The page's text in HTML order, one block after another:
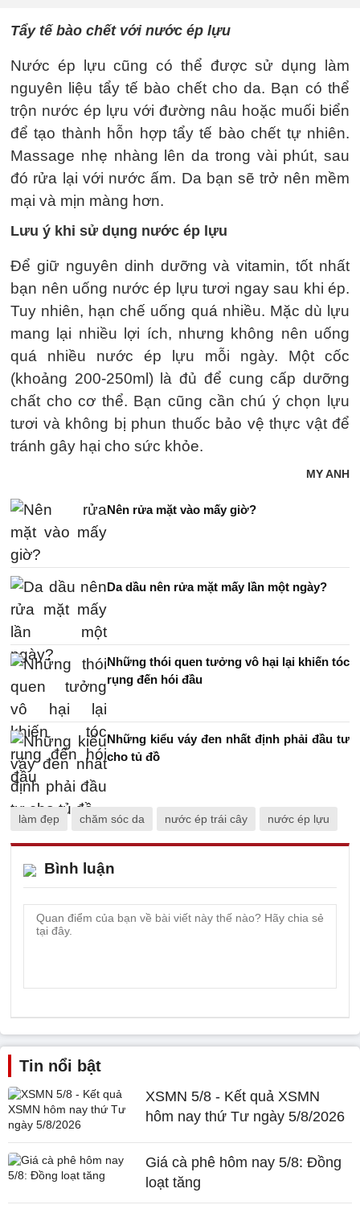
Tẩy tế bào chết với nước ép lựu
Nước ép lựu cũng có thể được sử dụng làm
nguyên liệu tẩy tế bào chết cho da. Bạn có thể
trộn nước ép lựu với đường nâu hoặc muối biển
để tạo thành hỗn hợp tẩy tế bào chết tự nhiên.
Massage nhẹ nhàng lên da trong vài phút, sau
đó rửa lại với nước ấm. Da bạn sẽ trở nên mềm
mại và mịn màng hơn.
Lưu ý khi sử dụng nước ép lựu
Để giữ nguyên dinh dưỡng và vitamin, tốt nhất
bạn nên uống nước ép lựu tươi ngay sau khi ép.
Tuy nhiên, hạn chế uống quá nhiều. Mặc dù lựu
mang lại nhiều lợi ích, nhưng không nên uống
quá nhiều nước ép lựu mỗi ngày. Một cốc
(khoảng 200-250ml) là đủ để cung cấp dưỡng
chất cho cơ thể. Bạn cũng cần chú ý chọn lựu
tươi và không bị phun thuốc bảo vệ thực vật để
tránh gây hại cho sức khỏe.
MY ANH
Nên rửa mặt vào mấy giờ?
Da dầu nên rửa mặt mấy lần một ngày?
Những thói quen tưởng vô hại lại khiến tóc
rụng đến hói đầu
Những kiểu váy đen nhất định phải đầu tư
cho tủ đồ
làm đẹp chăm sóc da nước ép trái cây nước ép lựu
Bình luận
Tin nổi bật
XSMN 5/8 - Kết quả XSMN
hôm nay thứ Tư ngày 5/8/2026
Giá cà phê hôm nay 5/8: Đồng
loạt tăng